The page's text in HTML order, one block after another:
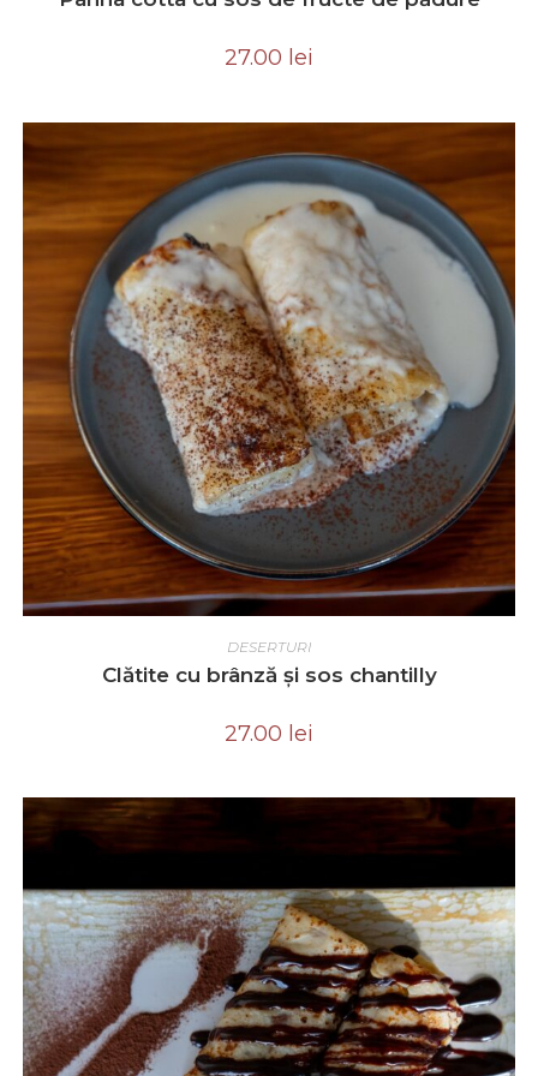
27.00 lei
ADD TO CART
DESERTURI
Clătite cu brânză și sos chantilly
27.00 lei